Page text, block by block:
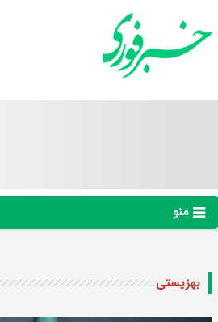
منو
بهزیستی